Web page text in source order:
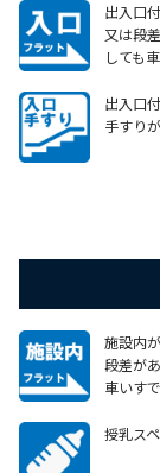
出入口
又は段
しても
出入口
手すり
施設内
段差が
車いす
ー等が
授乳ス